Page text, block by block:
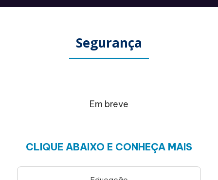
Segurança
Em breve
CLIQUE ABAIXO E CONHEÇA MAIS